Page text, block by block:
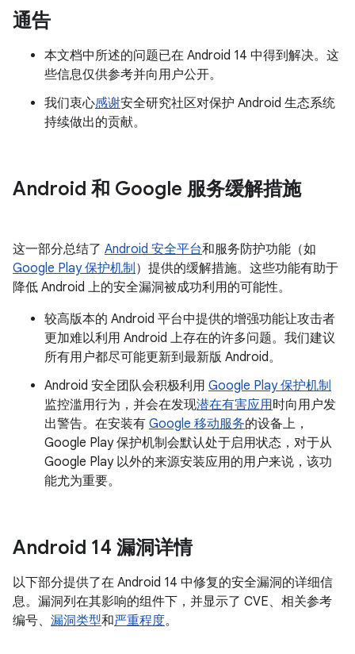
通告
本文档中所述的问题已在 Android 14 中得到解决。这
些信息仅供参考并向用户公开。
我们衷心感谢安全研究社区对保护 Android 生态系统
持续做出的贡献。
Android 和 Google 服务缓解措施
这一部分总结了 Android 安全平台和服务防护功能（如
Google Play 保护机制 ）提供的缓解措施。这些功能有助于
降低 Android 上的安全漏洞被成功利用的可能性。
较高版本的 Android 平台中提供的增强功能让攻击者
更加难以利用 Android 上存在的许多问题。我们建议
所有用户都尽可能更新到最新版 Android。
Android 安全团队会积极利用 Google Play 保护机制
监控滥用行为，并会在发现潜在有害应用时向用户发
出警告。在安装有 Google 移动服务的设备上，
Google Play 保护机制会默认处于启用状态，对于从
Google Play 以外的来源安装应用的用户来说，该功
能尤为重要。
Android 14 漏洞详情
以下部分提供了在 Android 14 中修复的安全漏洞的详细信
息。漏洞列在其影响的组件下，并显示了 CVE、相关参考
编号、 漏洞类型和严重程度。